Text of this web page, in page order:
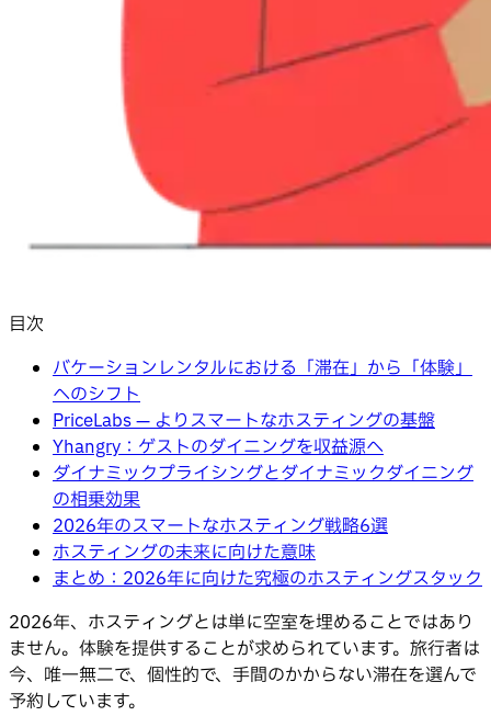
目次
バケーションレンタルにおける「滞在」から「体験」
へのシフト
PriceLabs — よりスマートなホスティングの基盤
Yhangry：ゲストのダイニングを収益源へ
ダイナミックプライシングとダイナミックダイニング
の相乗効果
2026年のスマートなホスティング戦略6選
ホスティングの未来に向けた意味
まとめ：2026年に向けた究極のホスティングスタック
2026年、ホスティングとは単に空室を埋めることではあり
ません。体験を提供することが求められています。旅行者は
今、唯一無二で、個性的で、手間のかからない滞在を選んで
予約しています。